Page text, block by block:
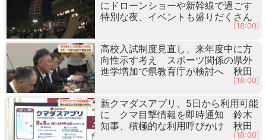
にドローンショーや新幹線で過ごす
特別な夜、イベントも盛りだくさん
[18:00]
高校入試制度見直し、来年度中に方
向性示す考え スポーツ関係の県外
進学増加で県教育庁が検討へ 秋田
[18:00]
新クマダスアプリ、5日から利用可能
に クマ目撃情報を即時通知 鈴木
知事、積極的な利用呼びかけ 秋田
[18:00]